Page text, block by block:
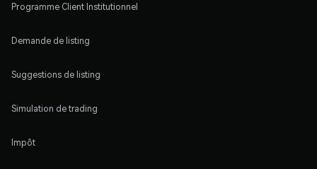
Programme Client Institutionnel
Demande de listing
Suggestions de listing
Simulation de trading
Impôt